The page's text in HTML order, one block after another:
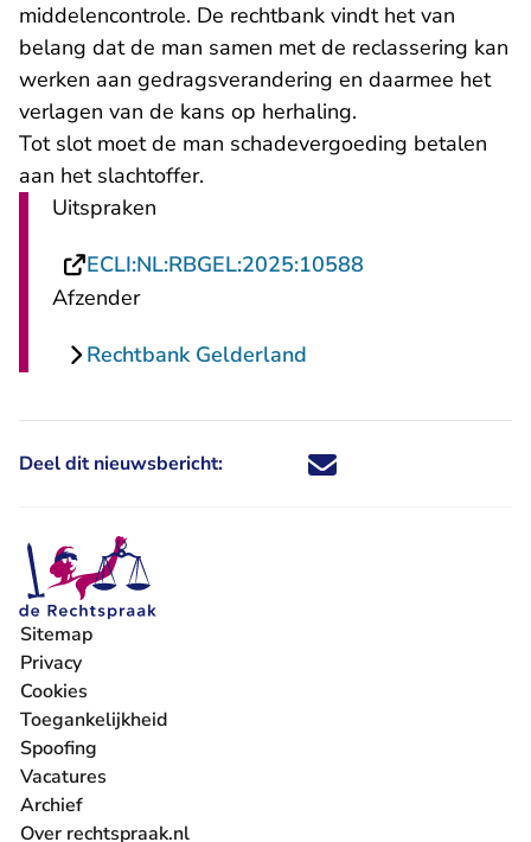
middelencontrole. De rechtbank vindt het van
belang dat de man samen met de reclassering kan
werken aan gedragsverandering en daarmee het
verlagen van de kans op herhaling.
Tot slot moet de man schadevergoeding betalen
aan het slachtoffer.
Uitspraken
ECLI:NL:RBGEL:2025:10588
Afzender
Rechtbank Gelderland
Deel dit nieuwsbericht: Deel dit nieuwsbericht via X -
Deel dit nieuwsbericht via
Deel dit nieuwsbericht
Deel dit
Sitemap
Privacy
Cookies
Toegankelijkheid
Spoofing
Vacatures
- U verlaat Rechtspraak.nl
Archief
Over rechtspraak.nl